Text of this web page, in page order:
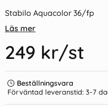
Stabilo Aquacolor 36/fp
Läs mer
249 kr/st
Beställningsvara
Förväntad leveranstid: 3-7